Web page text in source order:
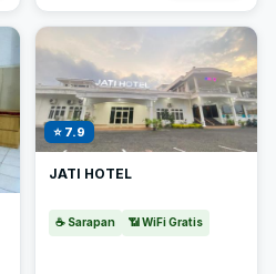
⭐ 7.9
JATI HOTEL
☕ Sarapan 📶 WiFi Gratis